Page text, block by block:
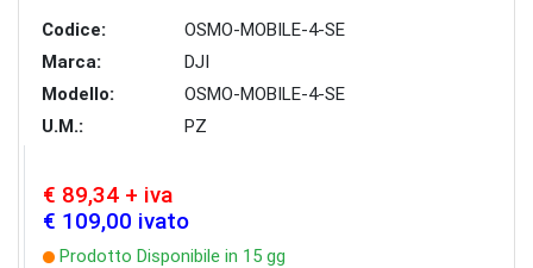
Codice:
OSMO-MOBILE-4-SE
Marca:
DJI
Modello:
OSMO-MOBILE-4-SE
U.M.:
PZ
€ 89,34 + iva
€ 109,00 ivato
Prodotto Disponibile in 15 gg